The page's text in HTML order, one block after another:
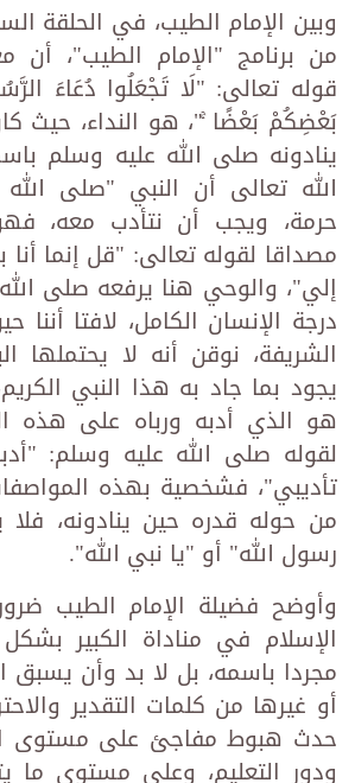
وبين الإمام الطيب، في الحلقة
من برنامج "الإمام الطيب"، أن
قوله تعالى: "لَا تَجْعَلُوا دُعَاءَ
بَعْضِكُمْ بَعْضًا ۚ"، هو النداء، حيث
ينادونه صلى الله عليه وسلم
الله تعالى أن النبي "صلى
حرمة، ويجب أن نتأدب معه،
مصداقا لقوله تعالى: "قل إنما
إلي"، والوحي هنا يرفعه صلى
درجة الإنسان الكامل، لافتا أننا
الشريفة، نوقن أنه لا يحتملها
يجود بما جاد به هذا النبي
هو الذي أدبه ورباه على هذه
لقوله صلى الله عليه وسلم:
تأديبي"، فشخصية بهذه
من حوله قدره حين ينادونه، فلا
رسول الله" أو "يا نبي الله".
وأوضح فضيلة الإمام الطيب
الإسلام في مناداة الكبير
مجردا باسمه، بل لا بد وأن يسبق
أو غيرها من كلمات التقدير
حدث هبوط مفاجئ على مستوى
ودور التعليم، وعلى مستوى ما